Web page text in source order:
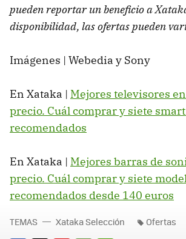
pueden reportar un beneficio a
disponibilidad, las ofertas pueden
Imágenes | Webedia y Sony
En Xataka | Mejores televisores
precio. Cuál comprar y siete
recomendados
En Xataka | Mejores barras de
precio. Cuál comprar y siete
recomendados desde 140 euros
TEMAS Xataka Selección Ofertas